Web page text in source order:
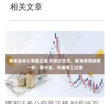
相关文章